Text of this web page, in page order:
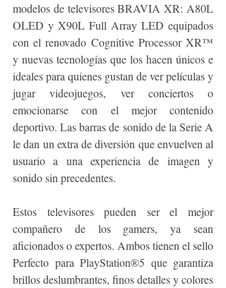
modelos de televisores BRAVIA XR: A80L
OLED y X90L Full Array LED equipados
con el renovado Cognitive Processor XR™
y nuevas tecnologías que los hacen únicos e
ideales para quienes gustan de ver películas y
jugar videojuegos, ver conciertos o
emocionarse con el mejor contenido
deportivo. Las barras de sonido de la Serie A
le dan un extra de diversión que envuelven al
usuario a una experiencia de imagen y
sonido sin precedentes.
Estos televisores pueden ser el mejor
compañero de los gamers, ya sean
aficionados o expertos. Ambos tienen el sello
Perfecto para PlayStation®5 que garantiza
brillos deslumbrantes, finos detalles y colores